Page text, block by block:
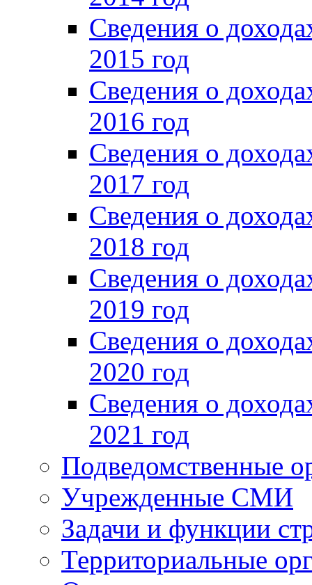
Сведения о
2015 год
Сведения о
2016 год
Сведения о
2017 год
Сведения о
2018 год
Сведения о
2019 год
Сведения о
2020 год
Сведения о
2021 год
Подведомственные
Учрежденные СМИ
Задачи и функции
Территориальные